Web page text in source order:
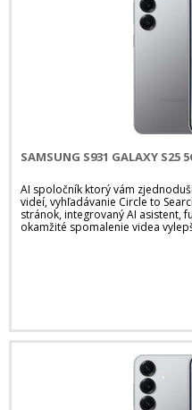
SAMSUNG S931 GALAXY S25
AI spoločník ktorý vám
videí, vyhľadávanie Circle to
stránok, integrovaný AI asistent,
okamžité spomalenie videa